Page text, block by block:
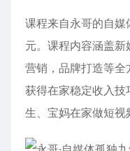
课程来自永哥的自
元。课程内容涵盖
营销，品牌打造等
获得在家稳定收入
生、宝妈在家做短视